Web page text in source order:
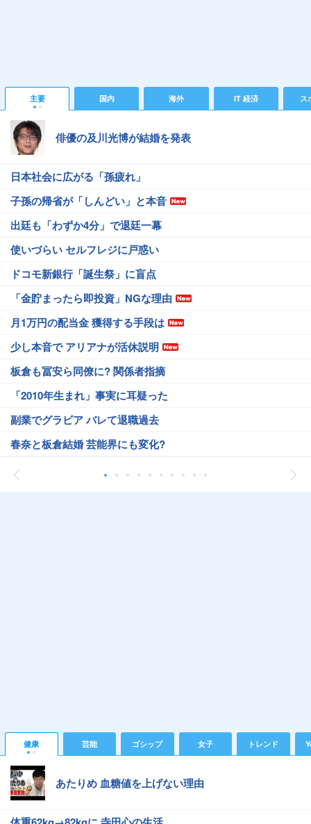
主要 国内 海外 IT 経済 ス
俳優の及川光博が結婚を発表
日本社会に広がる「孫疲れ」
子孫の帰省が「しんどい」と本音
出廷も「わずか4分」で退廷一幕
使いづらい セルフレジに戸惑い
ドコモ新銀行「誕生祭」に盲点
「金貯まったら即投資」NGな理由
月1万円の配当金 獲得する手段は
少し本音で アリアナが活休説明
板倉も冨安ら同僚に? 関係者指摘
「2010年生まれ」事実に耳疑った
副業でグラビア バレて退職過去
春奈と板倉結婚 芸能界にも変化?
健康 芸能 ゴシップ 女子 トレンド
あたりめ 血糖値を上げない理由